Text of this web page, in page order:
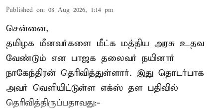
Published on: 08 Aug 2026, 1:14 pm
சென்னை,
தமிழக மீனவர்களை மீட்க மத்திய அரசு உதவ
வேண்டும் என பாஜக தலைவர் நயினார்
நாகேந்திரன் தெரிவித்துள்ளார். இது தொடர்பாக
அவர் வெளியிட்டுள்ள எக்ஸ் தள பதிவில்
தெரிவித்திருப்பதாவது:-